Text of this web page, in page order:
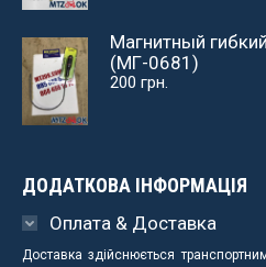
Магнитный
(МГ-0681)
200 грн.
ДОДАТКОВА ІНФОРМАЦІЯ
Оплата & Доставка
Доставка здійснюється